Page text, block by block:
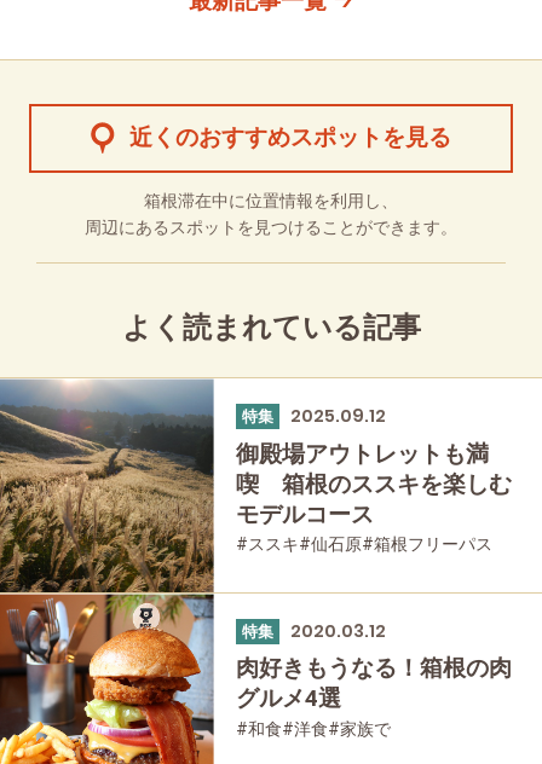
近くのおすすめスポットを見る
箱根滞在中に位置情報を利用し、
周辺にあるスポットを見つけることができます。
よく読まれている記事
特集 2025.09.12
御殿場アウトレットも満
喫 箱根のススキを楽しむ
モデルコース
#ススキ#仙石原#箱根フリーパス
特集 2020.03.12
肉好きもうなる！箱根の肉
グルメ4選
#和食#洋食#家族で